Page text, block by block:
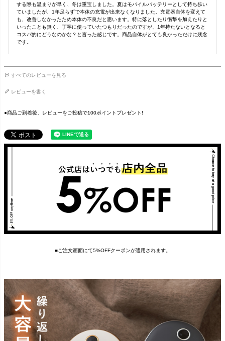
する際も温まりが早く、冬は重宝しました。夏はモバイルバッテリーとして持ち歩い
ていましたが、1年足らずで本体の充電が出来なくなりました。充電器自体を変えて
も、改善しなかったため本体の不良だと思います。特に落としたり衝撃を加えたりと
いったことも無く、丁寧に使っていたつもりだったのですが、1年持たないとなると
コスパ的にどうなのかな？と言った感じです。商品自体がとても良かっただけに残念
です。
すべてのレビューを見る
レビューを書く
●商品ご到着後、レビューをご投稿で100ポイントプレゼント!
■ご注文画面にて5%OFFクーポンが適用されます。